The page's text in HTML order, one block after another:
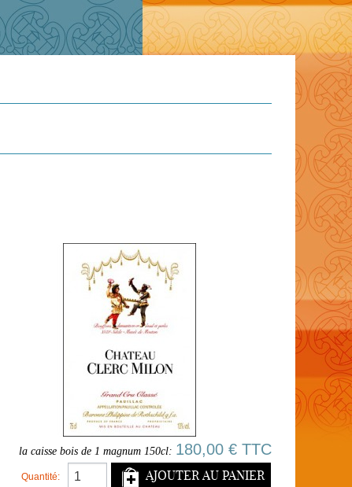
la caisse bois de 1 magnum 150cl: 180,00 € TTC
Quantité: AJOUTER AU PANIER